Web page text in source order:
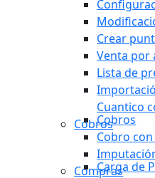
Crear
Venta por
Lista de
Cuantico
CobrosCobros
Cobro
Compras
Carga de